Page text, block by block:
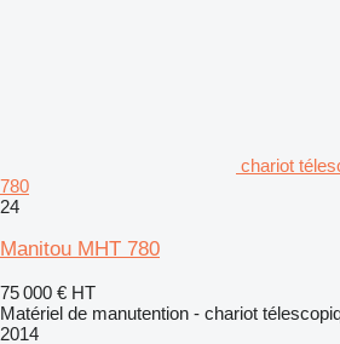
chariot
780
24
Manitou MHT 780
75 000 € HT
Matériel de manutention - chariot
2014